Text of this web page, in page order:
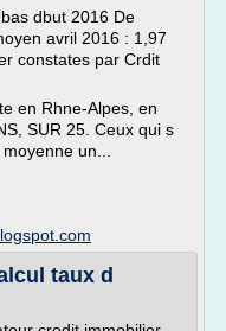
dbut 2016 De
avril 2016 : 1,97
constates par Crdit
en Rhne-Alpes, en
SUR 25. Ceux qui s
un...
taux d